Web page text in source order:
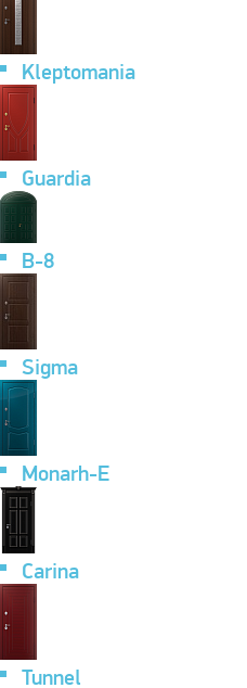
Kleptomania
Guardia
B-8
Sigma
Monarh-E
Carina
Tunnel